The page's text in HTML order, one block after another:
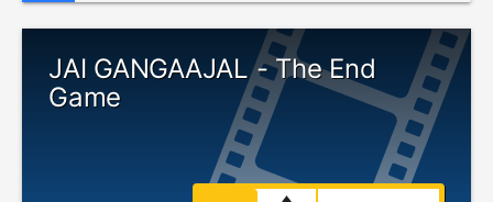
JAI GANGAAJAL - The End
Game